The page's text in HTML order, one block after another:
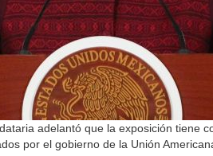
adelantó que la exposición tiene
por el gobierno de la Unión